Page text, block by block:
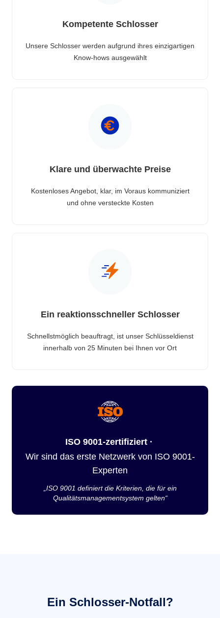
Kompetente Schlosser
Unsere Schlosser werden aufgrund ihres einzigartigen
Know-hows ausgewählt
Klare und überwachte Preise
Kostenloses Angebot, klar, im Voraus kommuniziert
und ohne versteckte Kosten
Ein reaktionsschneller Schlosser
Schnellstmöglich beauftragt, ist unser Schlüsseldienst
innerhalb von 25 Minuten bei Ihnen vor Ort
ISO 9001-zertifiziert ·
Wir sind das erste Netzwerk von ISO 9001-
Experten
„ISO 9001 definiert die Kriterien, die für ein
Qualitätsmanagementsystem gelten“
Ein Schlosser-Notfall?